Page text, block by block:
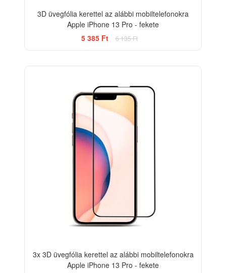
3D üvegfólia kerettel az alábbi mobiltelefonokra
Apple iPhone 13 Pro - fekete
5 385 Ft
6 135 Ft
3x 3D üvegfólia kerettel az alábbi mobiltelefonokra
Apple iPhone 13 Pro - fekete